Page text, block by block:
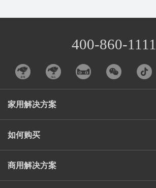
400-860-1111
家用解决方案
如何购买
商用解决方案